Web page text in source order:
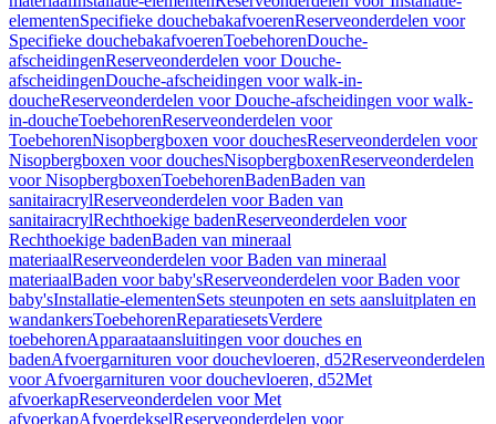
elementenSpecifieke douchebakafvoerenReserveonderdelen voor
Specifieke douchebakafvoerenToebehorenDouche-
afscheidingenReserveonderdelen voor Douche-
afscheidingenDouche-afscheidingen voor walk-in-
doucheReserveonderdelen voor Douche-afscheidingen voor walk-
in-doucheToebehorenReserveonderdelen voor
ToebehorenNisopbergboxen voor douchesReserveonderdelen voor
Nisopbergboxen voor douchesNisopbergboxenReserveonderdelen
voor NisopbergboxenToebehorenBadenBaden van
sanitairacrylReserveonderdelen voor Baden van
sanitairacrylRechthoekige badenReserveonderdelen voor
Rechthoekige badenBaden van mineraal
materiaalReserveonderdelen voor Baden van mineraal
materiaalBaden voor baby'sReserveonderdelen voor Baden voor
baby'sInstallatie-elementenSets steunpoten en sets aansluitplaten en
wandankersToebehorenReparatiesetsVerdere
toebehorenApparaataansluitingen voor douches en
badenAfvoergarnituren voor douchevloeren, d52Reserveonderdelen
voor Afvoergarnituren voor douchevloeren, d52Met
afvoerkapReserveonderdelen voor Met
afvoerkapAfvoerdekselReserveonderdelen voor